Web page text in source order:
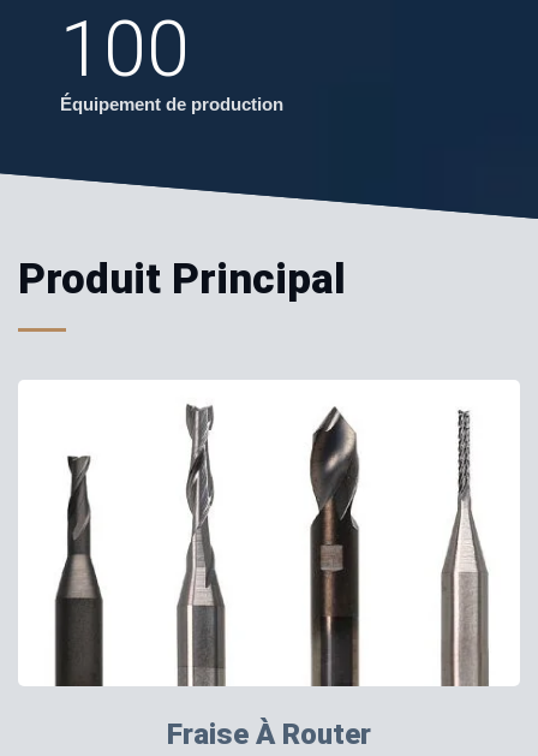
100
Équipement de production
Produit Principal
Fraise À Router